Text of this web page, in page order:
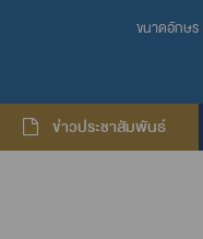
ขนาดอักษร
ข่าวประชาสัมพันธ์